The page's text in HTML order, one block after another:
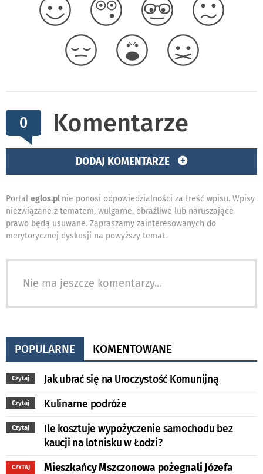
0 Komentarze
DODAJ KOMENTARZE
Portal eglos.pl nie ponosi odpowiedzialności za treść wpisu. Wpisy
niezwiązane z tematem, wulgarne, obraźliwe lub naruszające
prawo będą usuwane. Zapraszamy zainteresowanych do
merytorycznej dyskusji na powyższy temat.
Nie ma jeszcze komentarzy...
POPULARNE KOMENTOWANE
Czytaj Jak ubrać się na Uroczystość Komunijną
Czytaj Kulinarne podróże
Czytaj
Ile kosztuje wypożyczenie samochodu bez
kaucji na lotnisku w Łodzi?
CZYTAJ Mieszkańcy Mszczonowa pożegnali Józefa